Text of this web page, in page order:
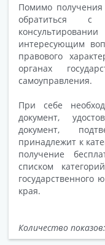
Помимо получения
обратиться
интересующим
правового
органах
самоуправления.
При себе
документ,
документ,
принадлежит к
получение
списком
государственного
края.
Количество